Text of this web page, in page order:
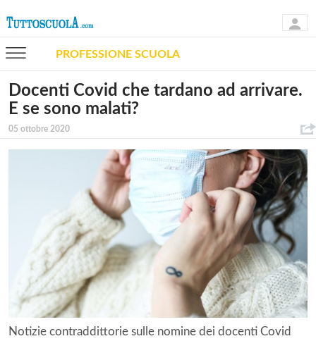
PROFESSIONE SCUOLA
Docenti Covid che tardano ad arrivare.
E se sono malati?
05 ottobre 2020
Notizie contraddittorie sulle nomine dei docenti Covid